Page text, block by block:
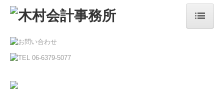
ホーム
事務所紹介